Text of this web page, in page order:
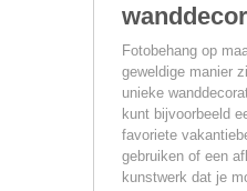
Fotobehang op
geweldige manier
unieke
kunt bijvoorbeeld
favoriete
gebruiken of een
kunstwerk dat je